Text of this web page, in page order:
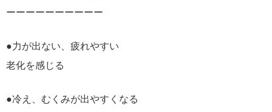
ーーーーーーーーーー
●力が出ない、疲れやすい
老化を感じる
●冷え、むくみが出やすくなる